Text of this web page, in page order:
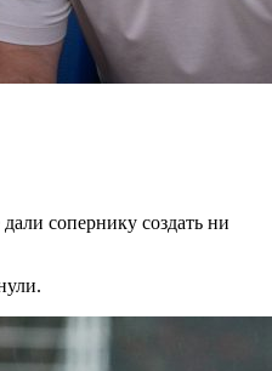
сопернику создать ни